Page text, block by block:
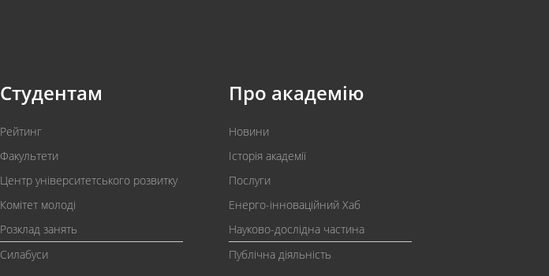
Студентам
Рейтинг
Факультети
Центр університетського розвитку
Комітет молоді
Розклад занять
Силабуси
Про академію
Новини
Історія академії
Послуги
Енерго-інноваційний Хаб
Науково-дослідна частина
Публічна діяльність